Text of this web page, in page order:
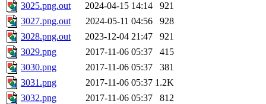
3025.png.out
2024-04-15 14:14
921
3027.png.out
2024-05-11 04:56
928
3028.png.out
2023-12-04 21:47
921
3029.png
2017-11-06 05:37
415
3030.png
2017-11-06 05:37
381
3031.png
2017-11-06 05:37 1.2K
3032.png
2017-11-06 05:37
812